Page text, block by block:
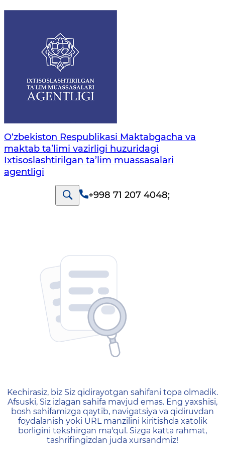
O‘zbekiston Respublikasi Maktabgacha va
maktab ta’limi vazirligi huzuridagi
Ixtisoslashtirilgan ta’lim muassasalari
agentligi
+998 71 207 4048;
404 — Страница не
Kechirasiz, biz Siz qidirayotgan sahifani topa olmadik.
Afsuski, Siz izlagan sahifa mavjud emas. Eng yaxshisi,
bosh sahifamizga qaytib, navigatsiya va qidiruvdan
foydalanish yoki URL manzilini kiritishda xatolik
borligini tekshirgan ma'qul. Sizga katta rahmat,
tashrifingizdan juda xursandmiz!